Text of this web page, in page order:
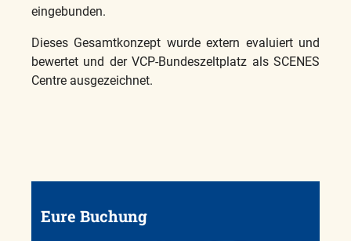
eingebunden.
Dieses Gesamtkonzept wurde extern evaluiert und
bewertet und der VCP-Bundeszeltplatz als SCENES
Centre ausgezeichnet.
Eure Buchung